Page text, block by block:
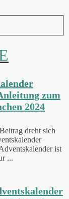
zum
2024
dreht sich
ist
...